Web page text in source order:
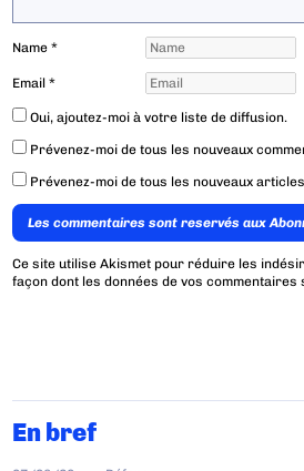
Name*
Email*
Oui, ajoutez-moi à votre liste de diffusion.
Prévenez-moi de tous les nouveaux
Prévenez-moi de tous les nouveaux
Les commentaires sont reservés aux
Ce site utilise Akismet pour réduire les
façon dont les données de vos
En bref